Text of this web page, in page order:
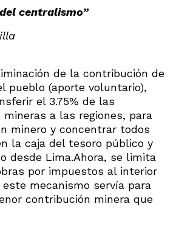
centralismo”
de la contribución de
pueblo (aporte voluntario),
el 3.75% de las
a las regiones, para
minero y concentrar todos
la caja del tesoro público y
desde Lima.Ahora, se limita
por impuestos al interior
mecanismo servía para
contribución minera que